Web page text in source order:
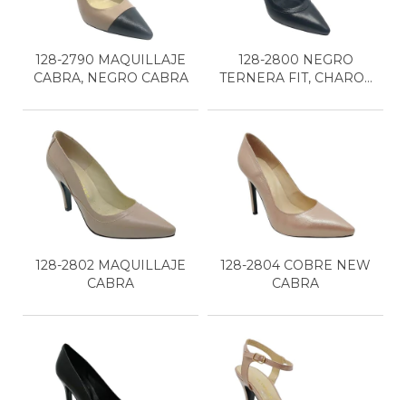
128-2790 MAQUILLAJE
CABRA, NEGRO CABRA
128-2800 NEGRO
TERNERA FIT, CHAROL
128-2802 MAQUILLAJE
CABRA
128-2804 COBRE NEW
CABRA